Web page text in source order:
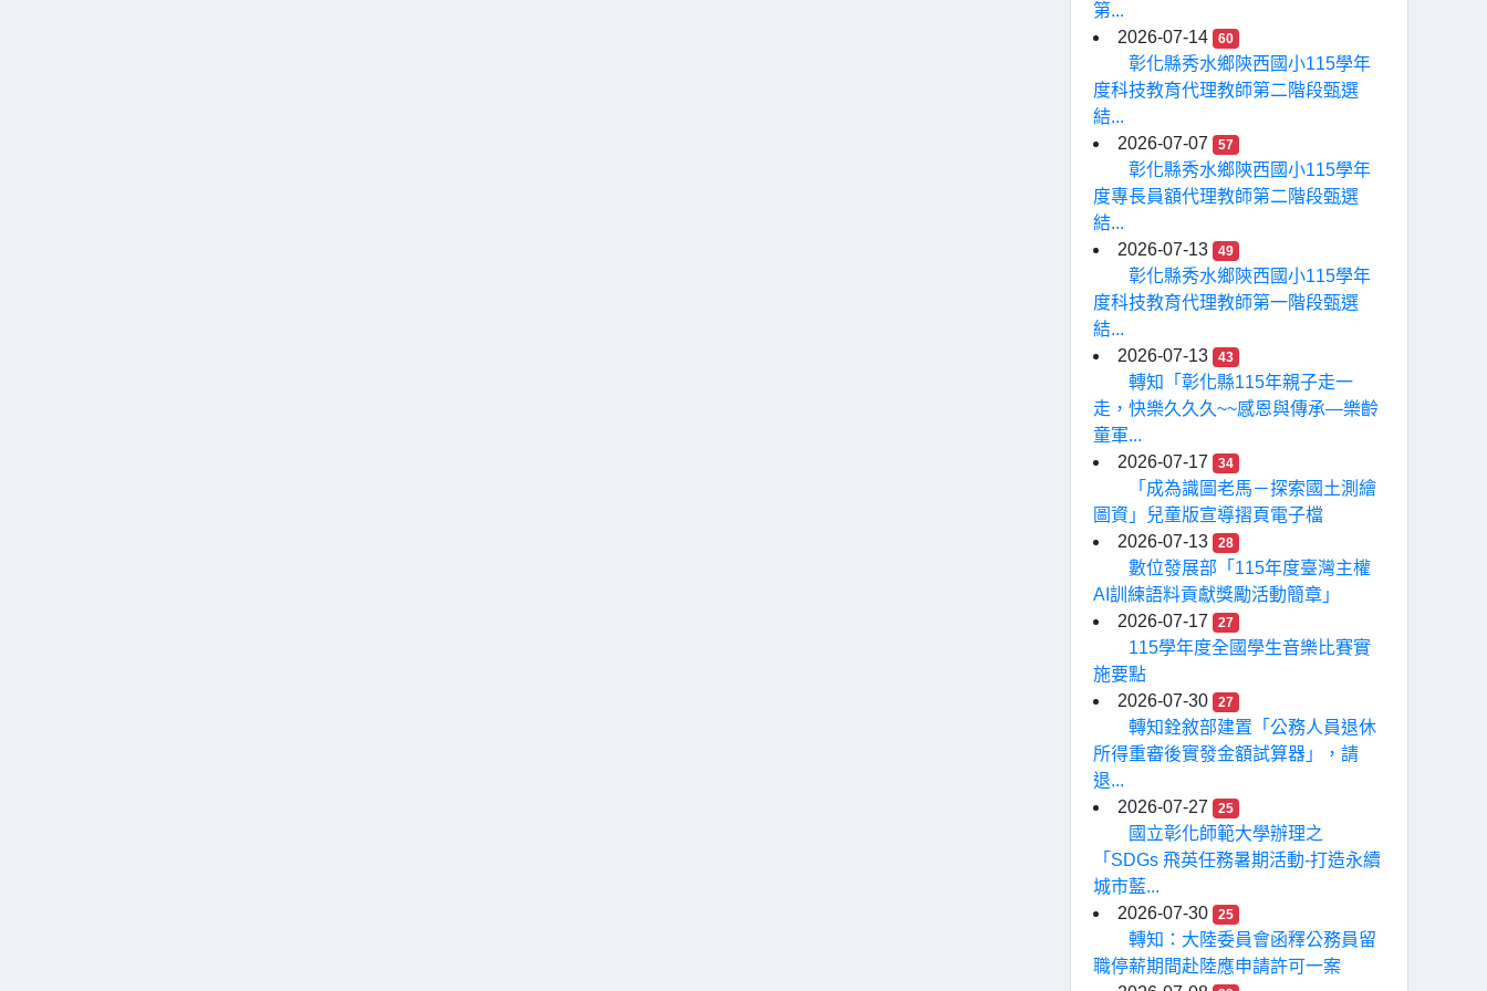
第...
2026-07-14
60
彰化縣秀水鄉陝西國小115學年
度科技教育代理教師第二階段甄選
結...
2026-07-07
57
彰化縣秀水鄉陝西國小115學年
度專長員額代理教師第二階段甄選
結...
2026-07-13
49
彰化縣秀水鄉陝西國小115學年
度科技教育代理教師第一階段甄選
結...
2026-07-13
43
轉知「彰化縣115年親子走一
走，快樂久久久~~感恩與傳承—樂齡
童軍...
2026-07-17
34
「成為識圖老馬－探索國土測繪
圖資」兒童版宣導摺頁電子檔
2026-07-13
28
數位發展部「115年度臺灣主權
AI訓練語料貢獻獎勵活動簡章」
2026-07-17
27
115學年度全國學生音樂比賽實
施要點
2026-07-30
27
轉知銓敘部建置「公務人員退休
所得重審後實發金額試算器」，請
退...
2026-07-27
25
國立彰化師範大學辦理之
「SDGs 飛英任務暑期活動-打造永續
城市藍...
2026-07-30
25
轉知：大陸委員會函釋公務員留
職停薪期間赴陸應申請許可一案